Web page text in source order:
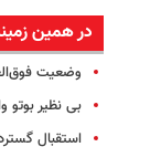
در همین
وضعیت
بی نظیر بوتو
استقبال